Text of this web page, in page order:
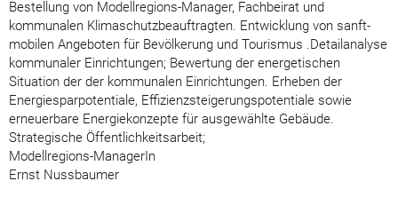
Bestellung von Modellregions-Manager, Fachbeirat und
kommunalen Klimaschutzbeauftragten. Entwicklung von sanft-
mobilen Angeboten für Bevölkerung und Tourismus .Detailanalyse
kommunaler Einrichtungen; Bewertung der energetischen
Situation der der kommunalen Einrichtungen. Erheben der
Energiesparpotentiale, Effizienzsteigerungspotentiale sowie
erneuerbare Energiekonzepte für ausgewählte Gebäude.
Strategische Öffentlichkeitsarbeit;
Modellregions-ManagerIn
Ernst Nussbaumer